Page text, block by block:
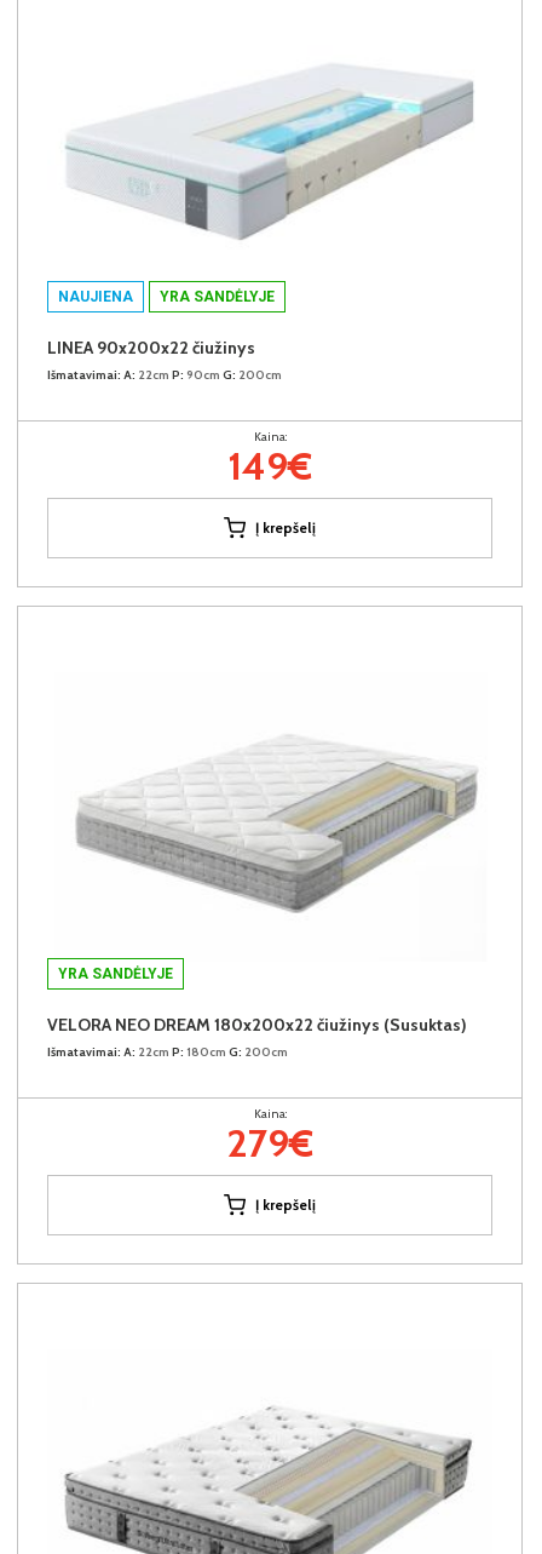
NAUJIENA YRA SANDĖLYJE
LINEA 90x200x22 čiužinys
Išmatavimai: A: 22cm P: 90cm G: 200cm
Kaina:
149€
Į krepšelį
YRA SANDĖLYJE
VELORA NEO DREAM 180x200x22 čiužinys (Susuktas)
Išmatavimai: A: 22cm P: 180cm G: 200cm
Kaina:
279€
Į krepšelį